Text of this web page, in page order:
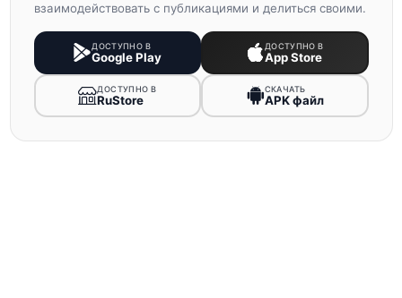
взаимодействовать с публикациями и делиться своими.
ДОСТУПНО В
Google Play
ДОСТУПНО В
App Store
ДОСТУПНО В
RuStore
СКАЧАТЬ
APK файл